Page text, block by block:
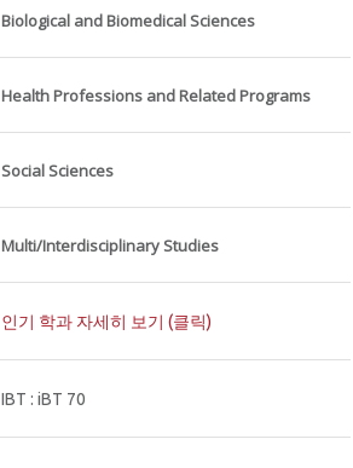
Biological and Biomedical Sciences
Health Professions and Related Programs
Social Sciences
Multi/Interdisciplinary Studies
인기 학과 자세히 보기 (클릭)
IBT : iBT 70